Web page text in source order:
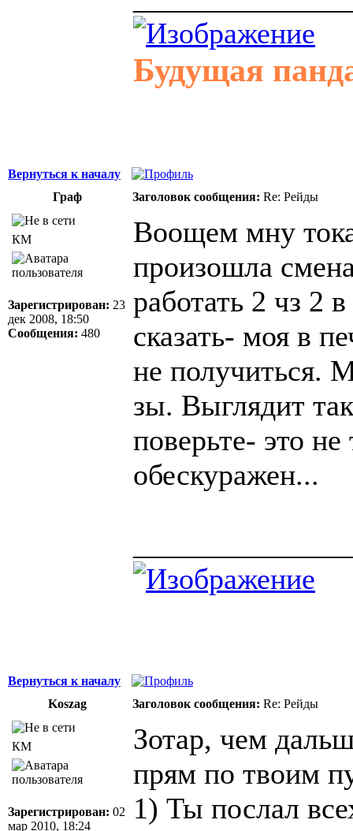
Будущая
Вернуться к началу
Граф
Заголовок сообщения: Re: Рейды
КМ
Зарегистрирован: 23
дек 2008, 18:50
Сообщения: 480
Воощем мну
произошла
работать 2 чз 2
сказать- моя в
не получиться.
зы. Выглядит
поверьте- это
обескуражен...
Вернуться к началу
Koszag
Заголовок сообщения: Re: Рейды
КМ
Зарегистрирован: 02
мар 2010, 18:24
Зотар, чем
прям по твоим
1) Ты послал